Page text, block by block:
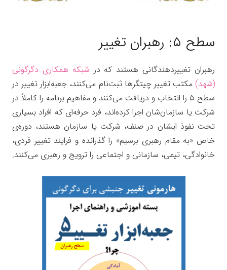
سطح ۵: رهبران تغییر
رهبران تغییردهندگانی هستند که در شبکه همکاری دگرگونی
(شهد) مکتب تغییر چیتگرها ثبت‌نام می‌کنند، جعبه‌ابزار تغییر در
سطح ۵ را انتخاب و دریافت می‌کنند و مفاهیم برنامه را کاملاً در
شرکت یا سازمان‌شان اجرا کرده‌اند، فرد حرفه‌ای که افراد بسیاری
تحت نفوذ ایشان در صنف، شرکت یا سازمان هستند، دوره‌ی
خاص «به مقام رهبری برسیم» را گذرانده و فرایند تغییر فردی،
خانوادگی، تیمی، سازمانی و اجتماعی را ترویج و رهبری می‌کنند.